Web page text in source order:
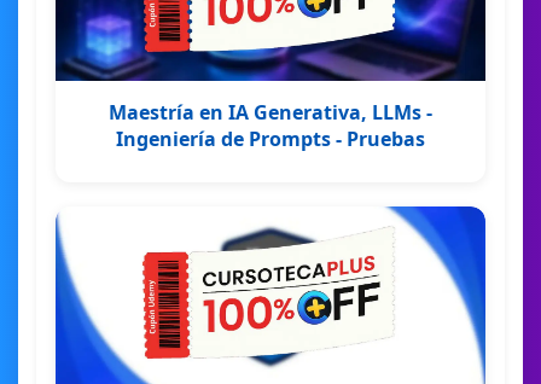
Maestría en IA Generativa, LLMs -
Ingeniería de Prompts - Pruebas